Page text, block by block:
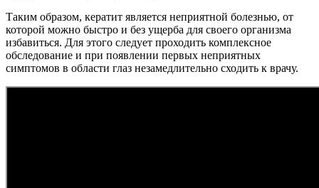
Таким образом, кератит является неприятной болезнью, от
которой можно быстро и без ущерба для своего организма
избавиться. Для этого следует проходить комплексное
обследование и при появлении первых неприятных
симптомов в области глаз незамедлительно сходить к врачу.